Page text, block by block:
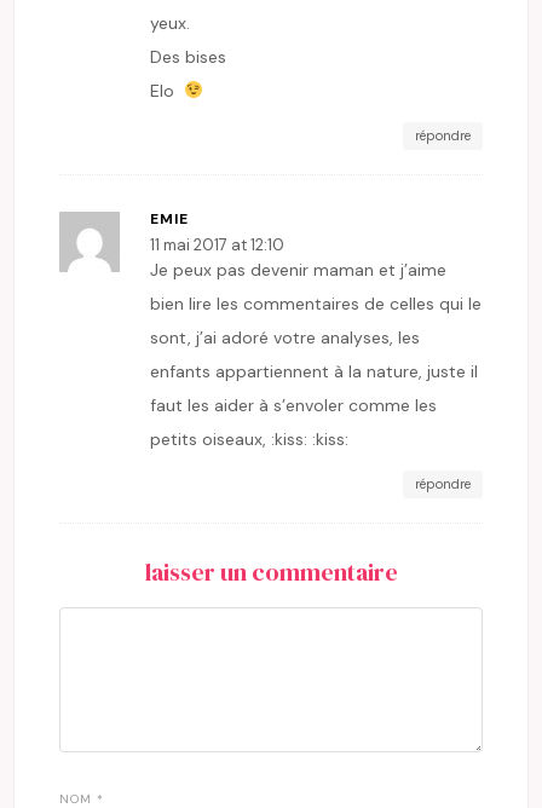
yeux.
Des bises
Elo
répondre
EMIE
11 mai 2017 at 12:10
Je peux pas devenir maman et j’aime
bien lire les commentaires de celles qui le
sont, j’ai adoré votre analyses, les
enfants appartiennent à la nature, juste il
faut les aider à s’envoler comme les
petits oiseaux, :kiss: :kiss:
répondre
laisser un commentaire
NOM *